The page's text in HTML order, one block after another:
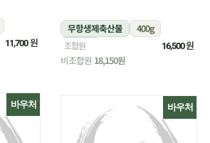
11,700원
무항생제축산물
400g
냉장
조합원 16,500원
비조합원 18,150원
바우처 바우처